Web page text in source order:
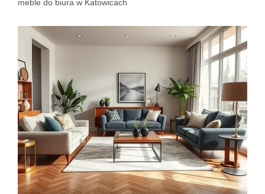
meble do biura w Katowicach